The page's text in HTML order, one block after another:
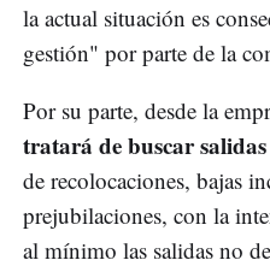
la actual situación es
gestión" por parte de la
Por su parte, desde la
tratará de buscar
de recolocaciones, bajas
prejubilaciones, con la
al mínimo las salidas no